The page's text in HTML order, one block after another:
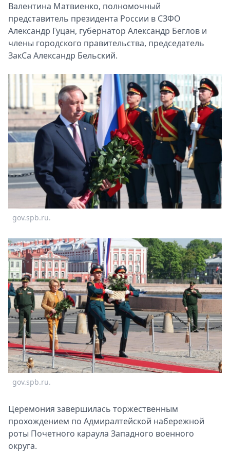
Валентина Матвиенко, полномочный
представитель президента России в СЗФО
Александр Гуцан, губернатор Александр Беглов и
члены городского правительства, председатель
ЗакСа Александр Бельский.
gov.spb.ru.
gov.spb.ru.
Церемония завершилась торжественным
прохождением по Адмиралтейской набережной
роты Почетного караула Западного военного
округа.